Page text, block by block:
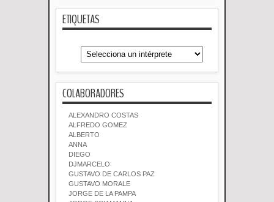
ETIQUETAS
COLABORADORES
ALEXANDRO COSTAS
ALFREDO GOMEZ
ALBERTO
ANNA
DIEGO
DJMARCELO
GUSTAVO DE CARLOS PAZ
GUSTAVO MORALE
JORGE DE LA PAMPA